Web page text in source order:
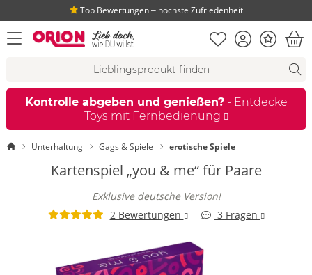
Top Bewertungen ‒ höchste Zufriedenheit
Menü öffnen Merkliste
KontoBonus
Kontrolle abgeben und genießen?- Entdecke
Toys mit Fernbedienung
StartseiteUnterhaltung Gags & Spiele erotische Spiele
Kartenspiel „you & me“ für Paare
Exklusive deutsche Version!
2 Bewertungen
3 Fragen